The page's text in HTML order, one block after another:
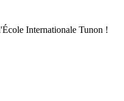
Internationale Tunon !